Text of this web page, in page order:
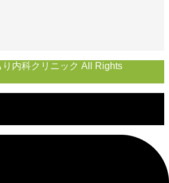
内科クリニック All Rights